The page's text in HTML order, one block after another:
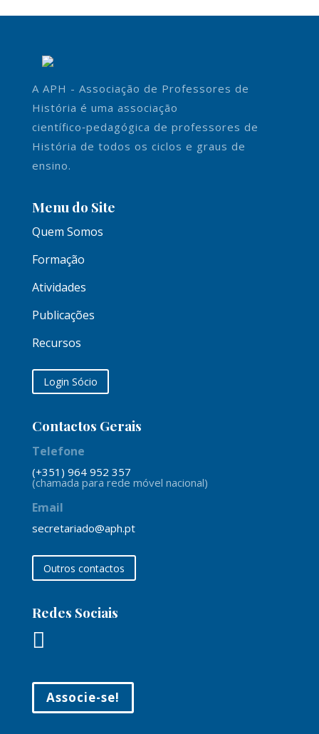
A APH - Associação de Professores de
História é uma associação
científico‑pedagógica de professores de
História de todos os ciclos e graus de
ensino.
Menu do Site
Quem Somos
Formação
Atividades
Publicações
Recursos
Login Sócio
Contactos Gerais
Telefone
(+351) 964 952 357
(chamada para rede móvel nacional)
Email
secretariado@aph.pt
Outros contactos
Redes Sociais

Associe-se!